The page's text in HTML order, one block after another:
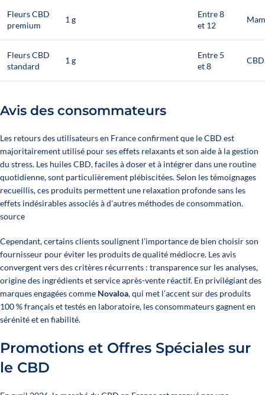
Fleurs CBD
premium
1 g
Entre 8
et 12
Fleurs CBD
standard
1 g
Entre 5
et 8
Avis des consommateurs
Les retours des utilisateurs en France confirment que le CBD est
majoritairement utilisé pour ses effets relaxants et son aide à la gestion
du stress. Les huiles CBD, faciles à doser et à intégrer dans une routine
quotidienne, sont particulièrement plébiscitées. Selon les témoignages
recueillis, ces produits permettent une relaxation profonde sans les
effets indésirables associés à d’autres méthodes de consommation.
source
Cependant, certains clients soulignent l’importance de bien choisir son
fournisseur pour éviter les produits de qualité médiocre. Les avis
convergent vers des critères récurrents : transparence sur les analyses,
origine des ingrédients et service après-vente réactif. En privilégiant des
marques engagées comme Novaloa, qui met l’accent sur des produits
100 % français et testés en laboratoire, les consommateurs gagnent en
sérénité et en fiabilité.
Promotions et Offres Spéciales sur
le CBD